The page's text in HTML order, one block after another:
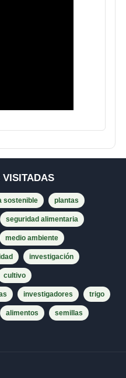
VISITADAS
sostenible plantas
seguridad alimentaria
medio ambiente
investigación
cultivo
investigadores trigo
alimentos semillas